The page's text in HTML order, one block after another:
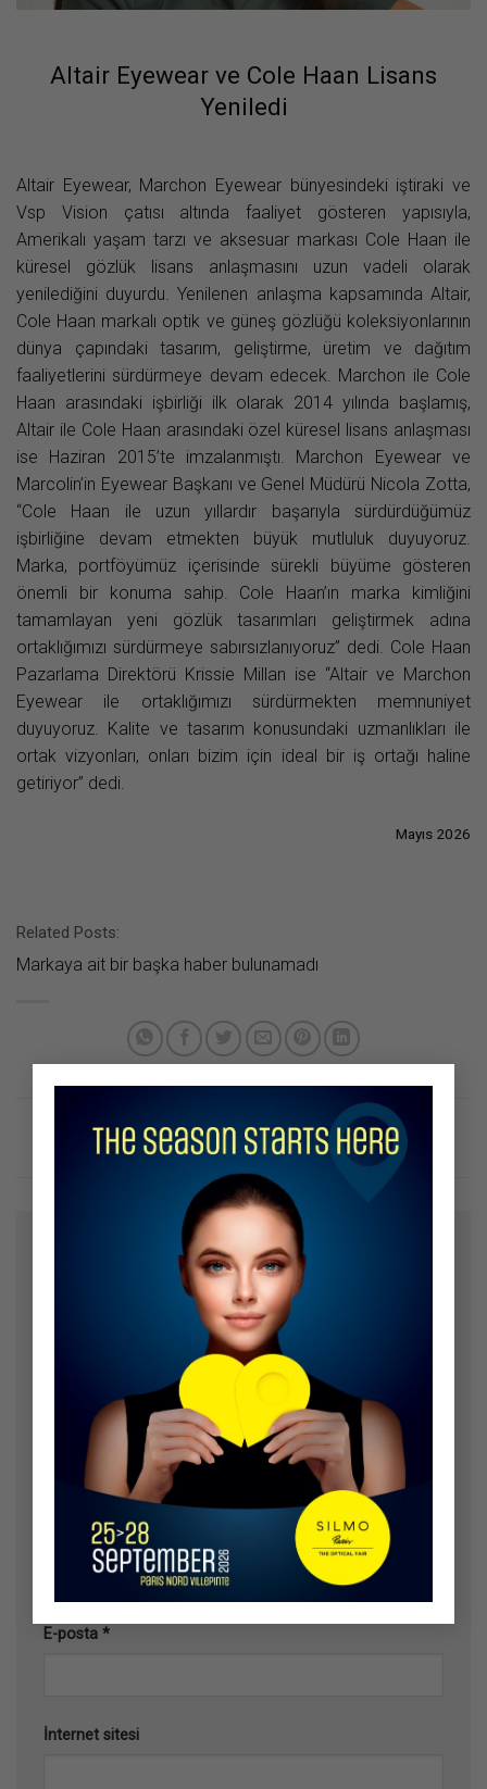
×
Altair Eyewear ve Cole Haan Lisans
Yeniledi
Altair Eyewear, Marchon Eyewear bünyesindeki iştiraki ve
Vsp Vision çatısı altında faaliyet gösteren yapısıyla,
Amerikalı yaşam tarzı ve aksesuar markası Cole Haan ile
küresel gözlük lisans anlaşmasını uzun vadeli olarak
yenilediğini duyurdu. Yenilenen anlaşma kapsamında Altair,
Cole Haan markalı optik ve güneş gözlüğü koleksiyonlarının
dünya çapındaki tasarım, geliştirme, üretim ve dağıtım
faaliyetlerini sürdürmeye devam edecek. Marchon ile Cole
Haan arasındaki işbirliği ilk olarak 2014 yılında başlamış,
Altair ile Cole Haan arasındaki özel küresel lisans anlaşması
ise Haziran 2015’te imzalanmıştı. Marchon Eyewear ve
Marcolin’in Eyewear Başkanı ve Genel Müdürü Nicola Zotta,
“Cole Haan ile uzun yıllardır başarıyla sürdürdüğümüz
işbirliğine devam etmekten büyük mutluluk duyuyoruz.
Marka, portföyümüz içerisinde sürekli büyüme gösteren
önemli bir konuma sahip. Cole Haan’ın marka kimliğini
tamamlayan yeni gözlük tasarımları geliştirmek adına
ortaklığımızı sürdürmeye sabırsızlanıyoruz” dedi. Cole Haan
Pazarlama Direktörü Krissie Millan ise “Altair ve Marchon
Eyewear ile ortaklığımızı sürdürmekten memnuniyet
duyuyoruz. Kalite ve tasarım konusundaki uzmanlıkları ile
ortak vizyonları, onları bizim için ideal bir iş ortağı haline
getiriyor” dedi.
Mayıs 2026
Related Posts:
Markaya ait bir başka haber bulunamadı
E-posta adresiniz yayınlanmayacak.
E-posta *
İnternet sitesi